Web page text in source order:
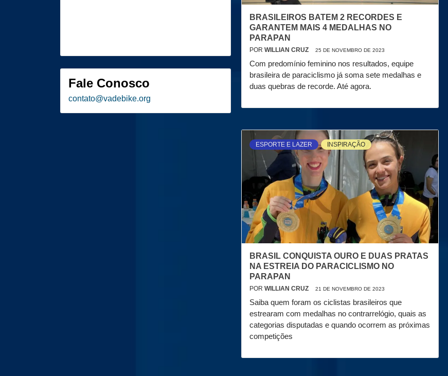
BRASILEIROS BATEM 2 RECORDES E
GARANTEM MAIS 4 MEDALHAS NO
PARAPAN
POR WILLIAN CRUZ 25 DE NOVEMBRO DE 2023
Com predomínio feminino nos resultados, equipe
brasileira de paraciclismo já soma sete medalhas e
duas quebras de recorde. Até agora.
ESPORTE E LAZER INSPIRAÇÃO
BRASIL CONQUISTA OURO E DUAS PRATAS
NA ESTREIA DO PARACICLISMO NO
PARAPAN
POR WILLIAN CRUZ 21 DE NOVEMBRO DE 2023
Saiba quem foram os ciclistas brasileiros que
estrearam com medalhas no contrarrelógio, quais as
categorias disputadas e quando ocorrem as próximas
competições
Fale Conosco
contato@vadebike.org